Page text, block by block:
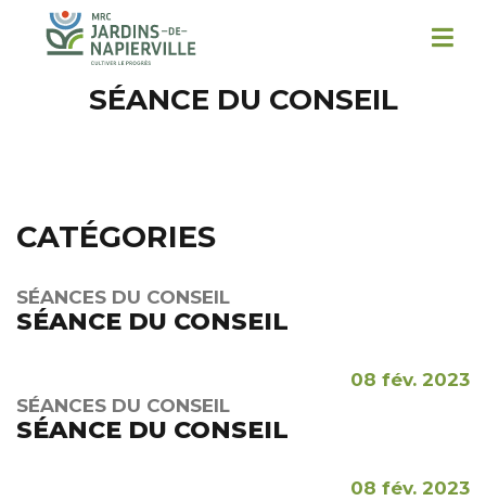
SÉANCE DU CONSEIL
CATÉGORIES
SÉANCES DU CONSEIL
SÉANCE DU CONSEIL
08 fév. 2023
SÉANCES DU CONSEIL
SÉANCE DU CONSEIL
08 fév. 2023